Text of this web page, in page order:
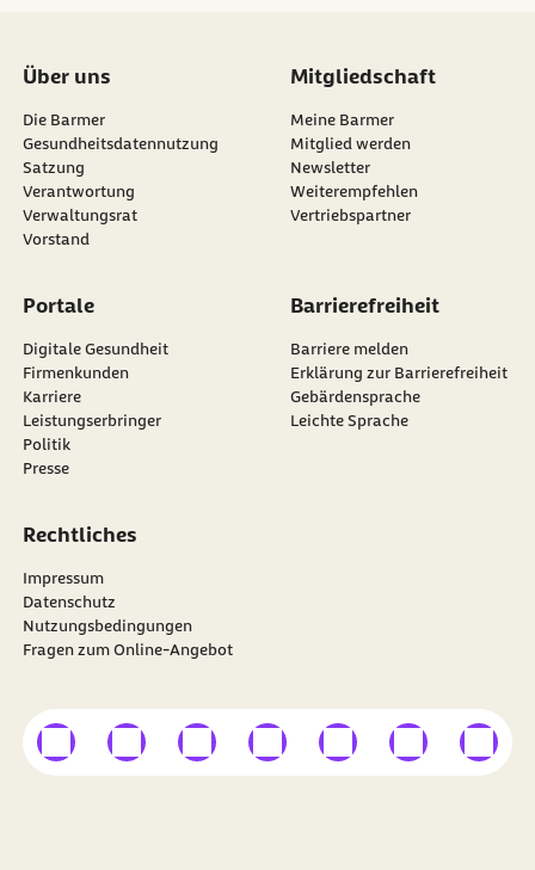
Über uns
Die Barmer
Gesundheitsdatennutzung
Satzung
Verantwortung
Verwaltungsrat
Vorstand
Mitgliedschaft
Meine Barmer
Mitglied werden
Newsletter
externer Link:
Weiterempfehlen
Vertriebspartner
Portale
Digitale Gesundheit
Firmenkunden
Karriere
Leistungserbringer
Politik
Presse
Barrierefreiheit
Barriere melden
Erklärung zur Barrierefreiheit
Gebärdensprache
Leichte Sprache
Rechtliches
Impressum
Datenschutz
Nutzungsbedingungen
Fragen zum Online-Angebot
Besuchen Sie dieBARMER auf
externer Linkexterner Linkexterner Linkexterner Linkexterner Linkexterner Link